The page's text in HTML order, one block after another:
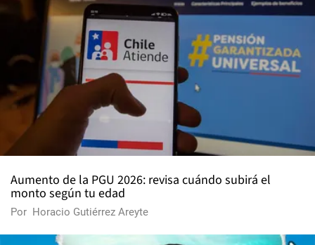
Aumento de la PGU 2026: revisa cuándo subirá el
monto según tu edad
Por Horacio Gutiérrez Areyte